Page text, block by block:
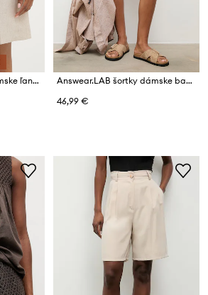
Answear.LAB šortky dámske ľanové
Answear.LAB šortky dámske bavlnené
46,99 €